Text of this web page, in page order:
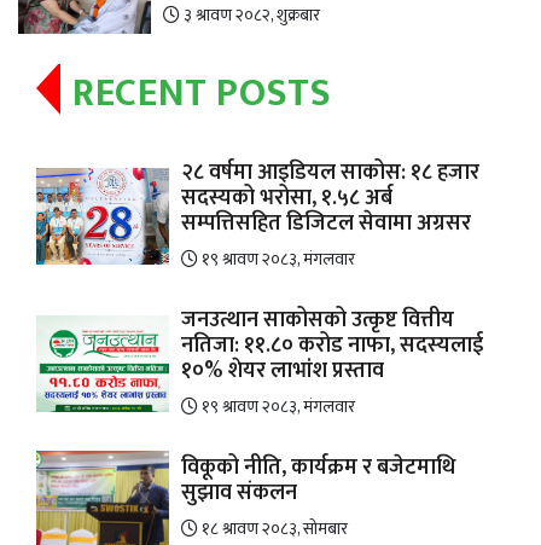
३ श्रावण २०८२, शुक्रबार
RECENT POSTS
२८ वर्षमा आइडियल साकोस: १८ हजार
सदस्यको भरोसा, १.५८ अर्ब
सम्पत्तिसहित डिजिटल सेवामा अग्रसर
१९ श्रावण २०८३, मंगलवार
जनउत्थान साकोसको उत्कृष्ट वित्तीय
नतिजा: ११.८० करोड नाफा, सदस्यलाई
१०% शेयर लाभांश प्रस्ताव
१९ श्रावण २०८३, मंगलवार
विकूको नीति, कार्यक्रम र बजेटमाथि
सुझाव संकलन
१८ श्रावण २०८३, सोमबार